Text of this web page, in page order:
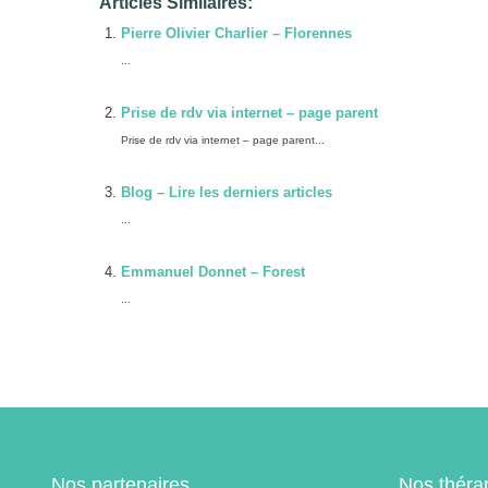
Pierre Olivier Charlier – Florennes
Prise de rdv via internet – page parent
Prise de rdv via internet – page parent...
Blog – Lire les derniers articles
Emmanuel Donnet – Forest